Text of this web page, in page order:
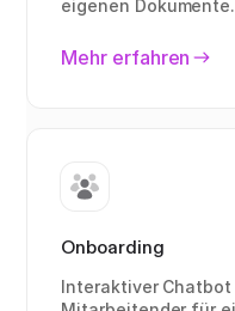
eigenen Dokumente.
Mehr erfahren
Onboarding
Interaktiver